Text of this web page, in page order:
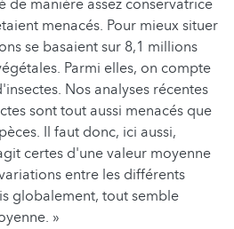
de manière assez conservatrice
menacés. Pour mieux situer
se basaient sur 8,1 millions
Parmi elles, on compte
Nos analyses récentes
sont tout aussi menacés que
Il faut donc, ici aussi,
certes d'une valeur moyenne
entre les différents
globalement, tout semble
»